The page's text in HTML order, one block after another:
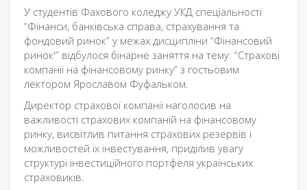
У студентів Фахового коледжу УКД спеціальності
“Фінанси, банківська справа, страхування та
фондовий ринок” у межах дисципліни “Фінансовий
ринок'” відбулося бінарне заняття на тему: “Страхові
компанії на фінансовому ринку” з гостьовим
лектором Ярославом Фуфальком.
Директор страхової компанії наголосив на
важливості страхових компаній на фінансовому
ринку, висвітлив питання страхових резервів і
можливостей їх інвестування, приділив увагу
структурі інвестиційного портфеля українських
страховиків.